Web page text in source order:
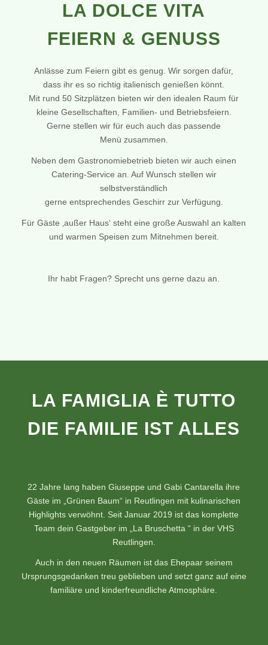
LA DOLCE VITA
FEIERN & GENUSS
Anlässe zum Feiern gibt es genug. Wir sorgen dafür,
dass ihr es so richtig italienisch genießen könnt.
Mit rund 50 Sitzplätzen bieten wir den idealen Raum für
kleine Gesellschaften, Familien- und Betriebsfeiern.
Gerne stellen wir für euch auch das passende
Menü zusammen.
Neben dem Gastronomiebetrieb bieten wir auch einen
Catering-Service an. Auf Wunsch stellen wir
selbstverständlich
gerne entsprechendes Geschirr zur Verfügung.
Für Gäste ‚außer Haus‘ steht eine große Auswahl an kalten
und warmen Speisen zum Mitnehmen bereit.
Ihr habt Fragen? Sprecht uns gerne dazu an.
LA FAMIGLIA È TUTTO
DIE FAMILIE IST ALLES
22 Jahre lang haben Giuseppe und Gabi Cantarella ihre
Gäste im „Grünen Baum“ in Reutlingen mit kulinarischen
Highlights verwöhnt. Seit Januar 2019 ist das komplette
Team dein Gastgeber im „La Bruschetta “ in der VHS
Reutlingen.
Auch in den neuen Räumen ist das Ehepaar seinem
Ursprungsgedanken treu geblieben und setzt ganz auf eine
familiäre und kinderfreundliche Atmosphäre.